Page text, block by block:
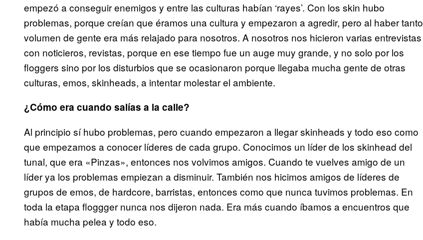
empezó a conseguir enemigos y entre las culturas habían ‘rayes’. Con los skin hubo
problemas, porque creían que éramos una cultura y empezaron a agredir, pero al haber tanto
volumen de gente era más relajado para nosotros. A nosotros nos hicieron varias entrevistas
con noticieros, revistas, porque en ese tiempo fue un auge muy grande, y no solo por los
floggers sino por los disturbios que se ocasionaron porque llegaba mucha gente de otras
culturas, emos, skinheads, a intentar molestar el ambiente.
¿Cómo era cuando salías a la calle?
Al principio sí hubo problemas, pero cuando empezaron a llegar skinheads y todo eso como
que empezamos a conocer líderes de cada grupo. Conocimos un líder de los skinhead del
tunal, que era «Pinzas», entonces nos volvimos amigos. Cuando te vuelves amigo de un
líder ya los problemas empiezan a disminuir. También nos hicimos amigos de líderes de
grupos de emos, de hardcore, barristas, entonces como que nunca tuvimos problemas. En
toda la etapa floggger nunca nos dijeron nada. Era más cuando íbamos a encuentros que
había mucha pelea y todo eso.